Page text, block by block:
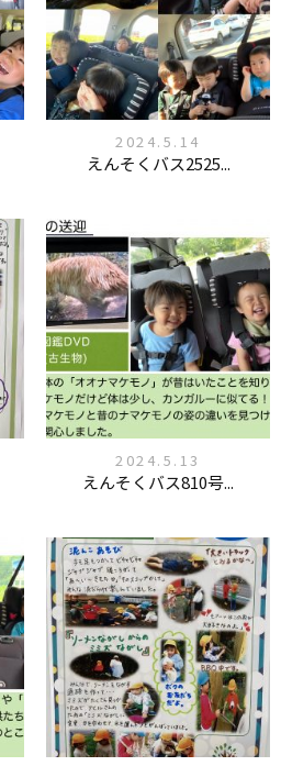
2024.5.14
えんそくバス2525...
2024.5.13
えんそくバス810号...